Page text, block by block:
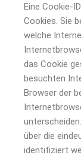
Eine Cookie-
Cookies. Sie
welche
das Cookie
besuchten
Browser der
über die
identifiziert